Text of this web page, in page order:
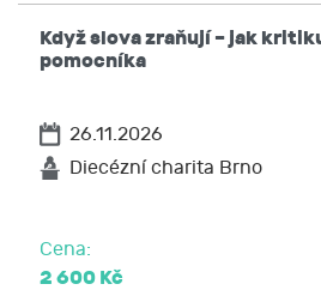
Když slova zraňují – jak
pomocníka
26.11.2026
Diecézní charita Brno
Cena:
2 600 Kč